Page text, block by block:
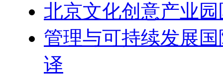
北京文化创意产业
管理与可持续发展
译